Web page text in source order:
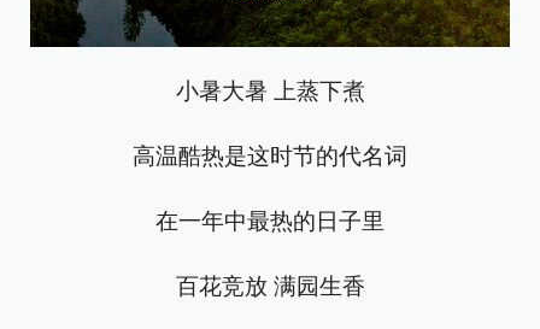
小暑大暑 上蒸下煮
高温酷热是这时节的代名词
在一年中最热的日子里
百花竞放 满园生香